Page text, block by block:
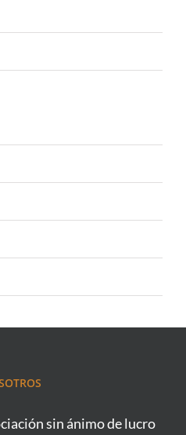
sin ánimo de lucro